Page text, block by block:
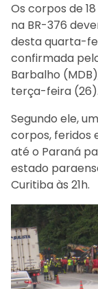
Os corpos de
na BR-376
desta quarta-
confirmada
Barbalho
terça-feira (26).
Segundo ele,
corpos, feridos
até o Paraná
estado
Curitiba às 21h.